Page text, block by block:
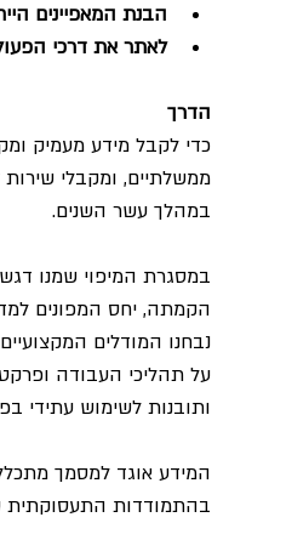
הבנת המאפיינים
לאתר את דרכי
הדרך
כדי לקבל מידע מעמיק
ממשלתיים, ומקבלי שירות
במהלך עשר השנים.
במסגרת המיפוי שמנו
הקמתה, יחס המפונים
נבחנו המודלים
על תהליכי העבודה
ותובנות לשימוש עתידי
המידע אוגד למסמך
בהתמודדות התעסוקתית